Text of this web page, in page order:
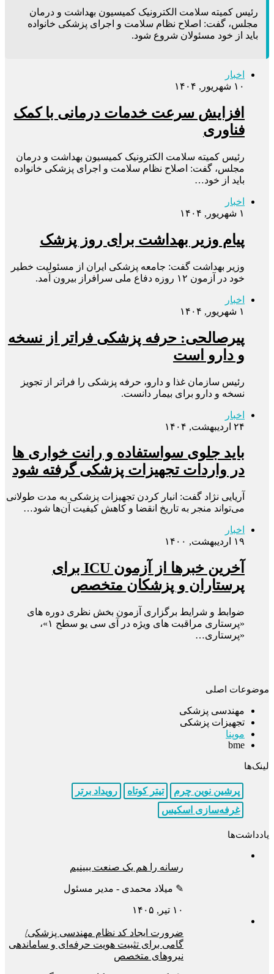
رئیس کمیته سلامت الکترونیک کمیسیون بهداشت و درمان
مجلس، گفت: اصلاح نظام سلامت و اجرای پزشکی خانواده
باید از خود مسئولان شروع شود.
اخبار
۱۰ شهریور, ۱۴۰۴
افزایش سرعت خدمات درمانی با کمک
فناوری
رئیس کمیته سلامت الکترونیک کمیسیون بهداشت و درمان
مجلس، گفت: اصلاح نظام سلامت و اجرای پزشکی خانواده
باید از خود…
اخبار
۱ شهریور, ۱۴۰۴
پیام وزیر بهداشت برای روز پزشک
وزیر بهداشت گفت: جامعه پزشکی ایران از مسئولیت خطیر
خود در آزمون ۱۲ روزه دفاع ملی سرافراز بیرون آمد.
اخبار
۱ شهریور, ۱۴۰۴
پیرصالحی: حرفه پزشکی فراتر از نسخه
و دارو است
رئیس سازمان غذا و دارو، حرفه پزشکی را فراتر از تجویز
نسخه و دارو برای بیمار دانست.
اخبار
۲۴ اردیبهشت, ۱۴۰۴
باید جلوی سواستفاده‌ و رانت‌ خواری‌ ها
در واردات تجهیزات پزشکی گرفته شود
آریایی نژاد گفت: انبار کردن تجهیزات پزشکی به مدت طولانی
می‌تواند منجر به تاریخ انقضا و کاهش کیفیت آن‌ها شود…
اخبار
۱۹ اردیبهشت, ۱۴۰۰
آخرین خبرها از آزمون ICU برای
پرستاران و پزشکان متخصص
ضوابط و شرایط برگزاری آزمون بخش نظری دوره های
«پرستاری مراقبت های ویژه در آی سی یو سطح ۱»،
«پرستاری…
موضوعات اصلی
مهندسی پزشکی
تجهیزات پزشکی
موپنا
bme
لینک‌ها
پرشین نوین چرم تیتر کوتاه
رویداد برتر
غرفه‌سازی اسکیس
یادداشت‌ها
رسانه را هم یک صنعت ببینیم
✎ میلاد محمدی - مدیر مسئول
۱۰ تیر, ۱۴۰۵
ضرورت ایجاد کد نظام مهندسی پزشکی/
گامی برای تثبیت هویت حرفه‌ای و ساماندهی
نیروهای متخصص